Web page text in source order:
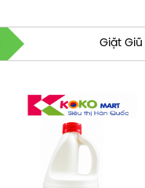
Giặt Giũ